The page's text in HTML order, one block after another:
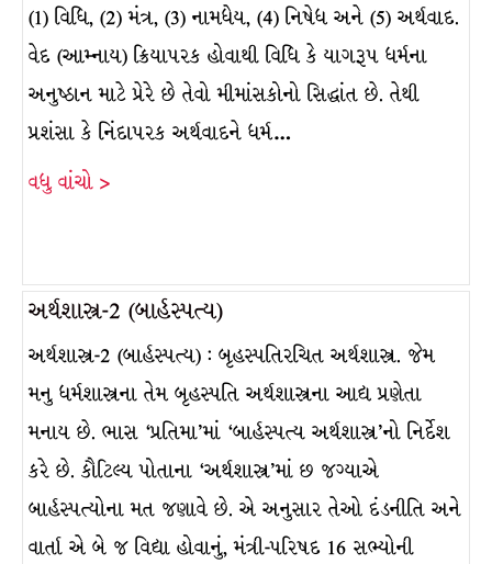
(1) વિધિ, (2) મંત્ર, (3) નામધેય, (4) નિષેધ અને (5) અર્થવાદ.
વેદ (આમ્નાય) ક્રિયાપરક હોવાથી વિધિ કે યાગરૂપ ધર્મના
અનુષ્ઠાન માટે પ્રેરે છે તેવો મીમાંસકોનો સિદ્ધાંત છે. તેથી
પ્રશંસા કે નિંદાપરક અર્થવાદને ધર્મ…
વધુ વાંચો >
અર્થશાસ્ત્ર-2 (બાર્હસ્પત્ય)
અર્થશાસ્ત્ર-2 (બાર્હસ્પત્ય) : બૃહસ્પતિરચિત અર્થશાસ્ત્ર. જેમ
મનુ ધર્મશાસ્ત્રના તેમ બૃહસ્પતિ અર્થશાસ્ત્રના આદ્ય પ્રણેતા
મનાય છે. ભાસ ‘પ્રતિમા’માં ‘બાર્હસ્પત્ય અર્થશાસ્ત્ર’નો નિર્દેશ
કરે છે. કૌટિલ્ય પોતાના ‘અર્થશાસ્ત્ર’માં છ જગ્યાએ
બાર્હસ્પત્યોના મત જણાવે છે. એ અનુસાર તેઓ દંડનીતિ અને
વાર્તા એ બે જ વિદ્યા હોવાનું, મંત્રી-પરિષદ 16 સભ્યોની